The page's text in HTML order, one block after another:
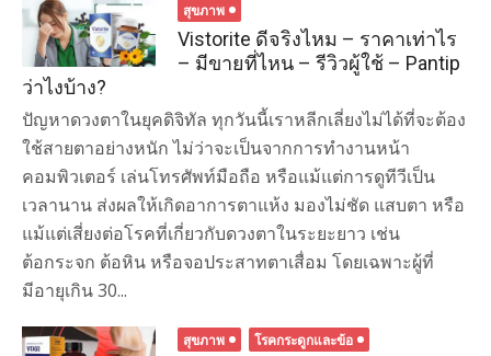
สุขภาพ
Vistorite ดีจริงไหม – ราคาเท่าไร
– มีขายที่ไหน – รีวิวผู้ใช้ – Pantip
ว่าไงบ้าง?
ปัญหาดวงตาในยุคดิจิทัล ทุกวันนี้เราหลีกเลี่ยงไม่ได้ที่จะต้อง
ใช้สายตาอย่างหนัก ไม่ว่าจะเป็นจากการทำงานหน้า
คอมพิวเตอร์ เล่นโทรศัพท์มือถือ หรือแม้แต่การดูทีวีเป็น
เวลานาน ส่งผลให้เกิดอาการตาแห้ง มองไม่ชัด แสบตา หรือ
แม้แต่เสี่ยงต่อโรคที่เกี่ยวกับดวงตาในระยะยาว เช่น
ต้อกระจก ต้อหิน หรือจอประสาทตาเสื่อม โดยเฉพาะผู้ที่
มีอายุเกิน 30...
สุขภาพ โรคกระดูกและข้อ